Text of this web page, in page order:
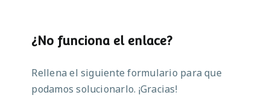
¿No funciona el enlace?
Rellena el siguiente formulario para que
podamos solucionarlo. ¡Gracias!